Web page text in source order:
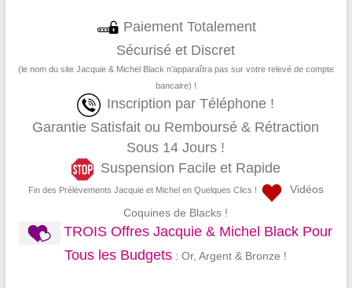
Paiement Totalement
Sécurisé et Discret
(le nom du site Jacquie & Michel Black n’apparaîtra pas sur votre relevé de compte
bancaire) !
Inscription par Téléphone !
Garantie Satisfait ou Remboursé & Rétraction
Sous 14 Jours !
Suspension Facile et Rapide
Fin des Prélèvements Jacquie et Michel en Quelques Clics !
Vidéos
Coquines de Blacks !
TROIS Offres Jacquie & Michel Black Pour
Tous les Budgets : Or, Argent & Bronze !